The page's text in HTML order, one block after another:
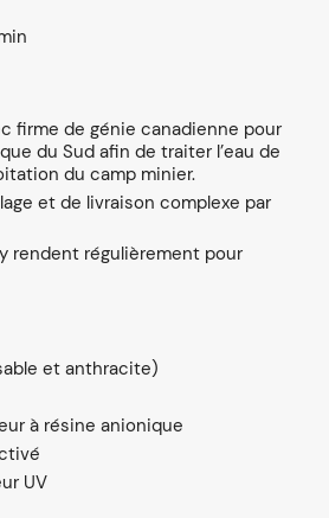
firme de génie canadienne pour
du Sud afin de traiter l’eau de
du camp minier.
et de livraison complexe par
rendent régulièrement pour
et anthracite)
à résine anionique
UV